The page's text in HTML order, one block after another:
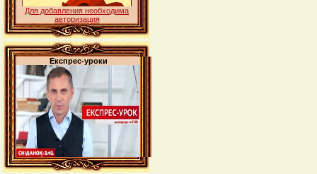
Для добавления необходима
авторизация
Експрес-уроки